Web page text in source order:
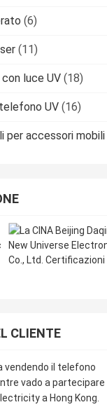
(6)
(11)
luce UV (18)
UV (16)
per accessori mobili
CLIENTE
vendendo il telefono
vado a partecipare
a Hong Kong.